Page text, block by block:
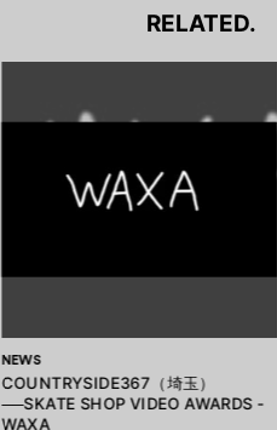
RELATED.
NEWS
COUNTRYSIDE367（埼玉）
──SKATE SHOP VIDEO AWARDS -
WAXA